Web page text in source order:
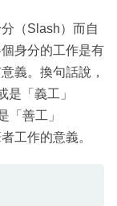
（Slash）而自
身分的工作是有
義。換句話說，
是「義工」
「善工」
工作的意義。